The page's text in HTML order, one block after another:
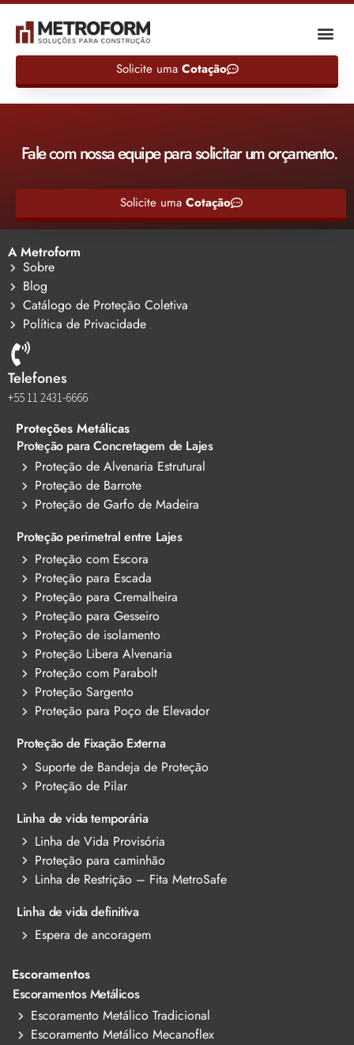
Solicite uma Cotação
Fale com nossa equipe para solicitar um orçamento.
Solicite uma Cotação
A Metroform
Sobre
Blog
Catálogo de Proteção Coletiva
Política de Privacidade
Telefones
+55 11 2431-6666
Proteções Metálicas
Proteção para Concretagem de Lajes
Proteção de Alvenaria Estrutural
Proteção de Barrote
Proteção de Garfo de Madeira
Proteção perimetral entre Lajes
Proteção com Escora
Proteção para Escada
Proteção para Cremalheira
Proteção para Gesseiro
Proteção de isolamento
Proteção Libera Alvenaria
Proteção com Parabolt
Proteção Sargento
Proteção para Poço de Elevador
Proteção de Fixação Externa
Suporte de Bandeja de Proteção
Proteção de Pilar
Linha de vida temporária
Linha de Vida Provisória
Proteção para caminhão
Linha de Restrição – Fita MetroSafe
Linha de vida definitiva
Espera de ancoragem
Escoramentos
Escoramentos Metálicos
Escoramento Metálico Tradicional
Escoramento Metálico Mecanoflex